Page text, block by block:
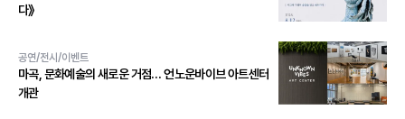
다》
공연/전시/이벤트
마곡, 문화예술의 새로운 거점… 언노운바이브 아트센터
개관